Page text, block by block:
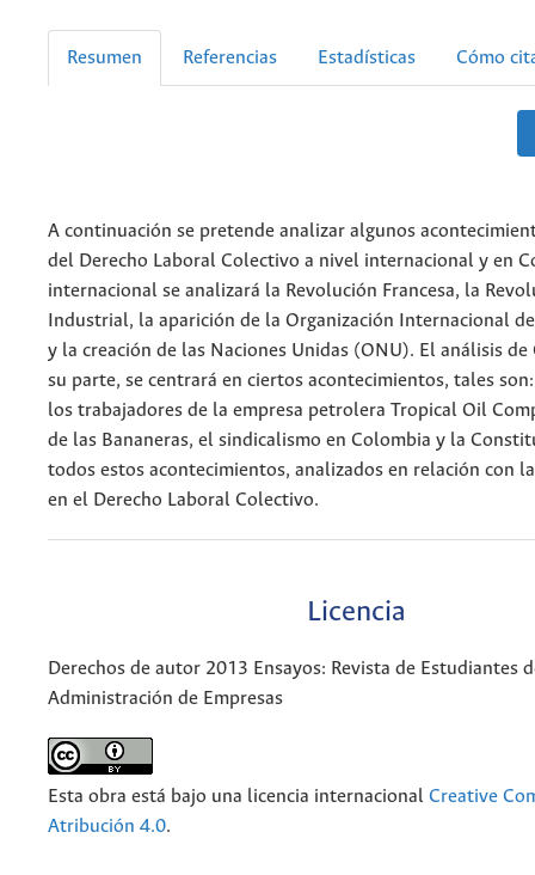
Resumen Referencias Estadísticas Cómo
A continuación se pretende analizar algunos
del Derecho Laboral Colectivo a nivel internacional y en
internacional se analizará la Revolución Francesa, la
Industrial, la aparición de la Organización Internacional
y la creación de las Naciones Unidas (ONU). El análisis
su parte, se centrará en ciertos acontecimientos, tales
los trabajadores de la empresa petrolera Tropical Oil
de las Bananeras, el sindicalismo en Colombia y la
todos estos acontecimientos, analizados en relación con
en el Derecho Laboral Colectivo.
Licencia
Derechos de autor 2013 Ensayos: Revista de Estudiantes
Administración de Empresas
Esta obra está bajo una licencia internacional Creative
Atribución 4.0.